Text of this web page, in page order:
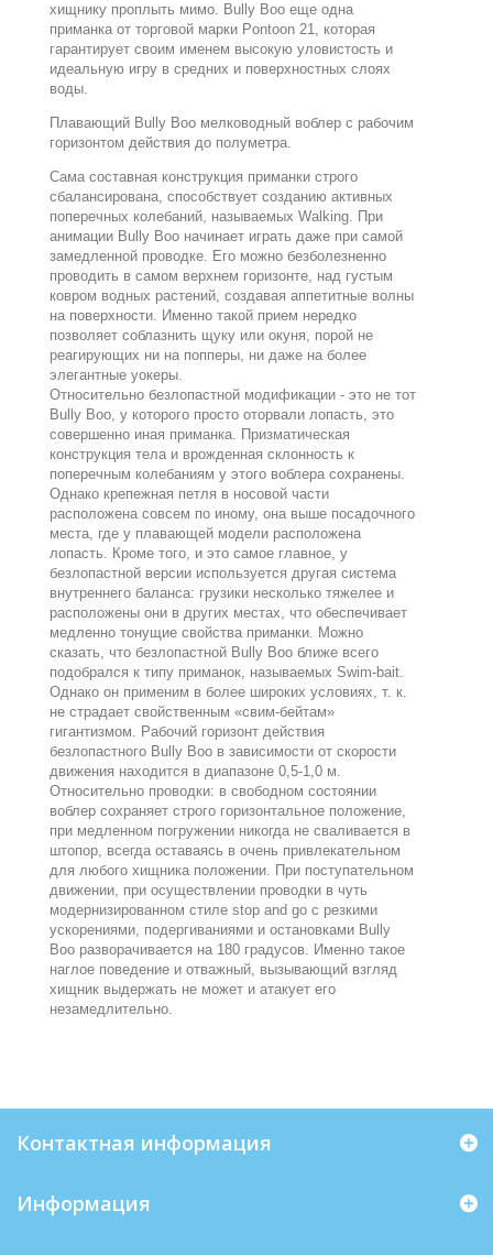
хищнику проплыть мимо. Bully Boo еще одна
приманка от торговой марки Pontoon 21, которая
гарантирует своим именем высокую уловистость и
идеальную игру в средних и поверхностных слоях
воды.
Плавающий Bully Boo мелководный воблер с рабочим
горизонтом действия до полуметра.
Сама составная конструкция приманки строго
сбалансирована, способствует созданию активных
поперечных колебаний, называемых Walking. При
анимации Bully Boo начинает играть даже при самой
замедленной проводке. Его можно безболезненно
проводить в самом верхнем горизонте, над густым
ковром водных растений, создавая аппетитные волны
на поверхности. Именно такой прием нередко
позволяет соблазнить щуку или окуня, порой не
реагирующих ни на попперы, ни даже на более
элегантные уокеры.
Относительно безлопастной модификации - это не тот
Bully Boo, у которого просто оторвали лопасть, это
совершенно иная приманка. Призматическая
конструкция тела и врожденная склонность к
поперечным колебаниям у этого воблера сохранены.
Однако крепежная петля в носовой части
расположена совсем по иному, она выше посадочного
места, где у плавающей модели расположена
лопасть. Кроме того, и это самое главное, у
безлопастной версии используется другая система
внутреннего баланса: грузики несколько тяжелее и
расположены они в других местах, что обеспечивает
медленно тонущие свойства приманки. Можно
сказать, что безлопастной Bully Boo ближе всего
подобрался к типу приманок, называемых Swim-bait.
Однако он применим в более широких условиях, т. к.
не страдает свойственным «свим-бейтам»
гигантизмом. Рабочий горизонт действия
безлопастного Bully Boo в зависимости от скорости
движения находится в диапазоне 0,5-1,0 м.
Относительно проводки: в свободном состоянии
воблер сохраняет строго горизонтальное положение,
при медленном погружении никогда не сваливается в
штопор, всегда оставаясь в очень привлекательном
для любого хищника положении. При поступательном
движении, при осуществлении проводки в чуть
модернизированном стиле stop and go с резкими
ускорениями, подергиваниями и остановками Bully
Boo разворачивается на 180 градусов. Именно такое
наглое поведение и отважный, вызывающий взгляд
хищник выдержать не может и атакует его
незамедлительно.
Контактная информация
Информация